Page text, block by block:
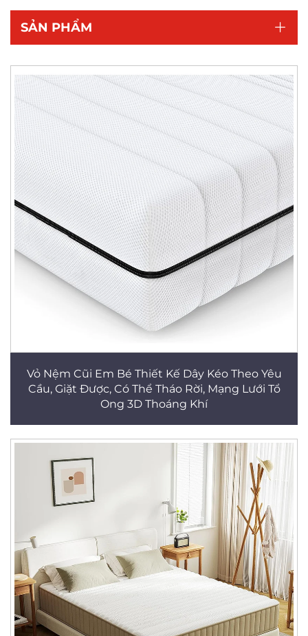
SẢN PHẨM
Vỏ Nệm Cũi Em Bé Thiết Kế Dây Kéo Theo Yêu
Cầu, Giặt Được, Có Thể Tháo Rời, Mạng Lưới Tổ
Ong 3D Thoáng Khí